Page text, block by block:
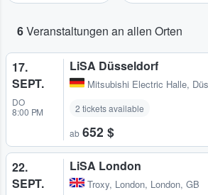
6Veranstaltungen an allen Orten
17.
SEPT.
DO
8:00 PM
LiSA Düsseldorf
Mitsubishi Electric Halle,
2 tickets available
ab 652 $
22.
SEPT.
LiSA London
Troxy, London, London, GB